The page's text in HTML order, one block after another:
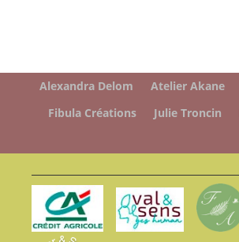
Alexandra Delom Atelier Akane
Fibula Créations
Julie Troncin